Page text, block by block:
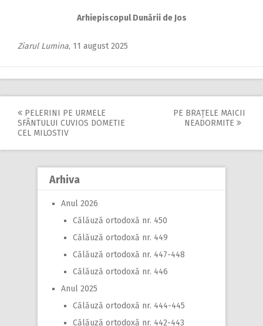
Arhiepiscopul Dunării de Jos
Ziarul Lumina, 11 august 2025
Post
navigation
PELERINI PE URMELE
SFÂNTULUI CUVIOS DOMETIE
CEL MILOSTIV
PE BRAȚELE MAICII
NEADORMITE
Arhiva
Anul 2026
Călăuză ortodoxă nr. 450
Călăuză ortodoxă nr. 449
Călăuză ortodoxă nr. 447-448
Călăuză ortodoxă nr. 446
Anul 2025
Călăuză ortodoxă nr. 444-445
Călăuză ortodoxă nr. 442-443